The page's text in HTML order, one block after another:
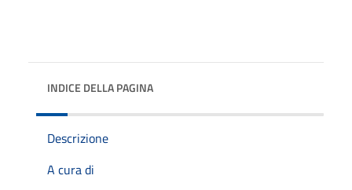
INDICE DELLA PAGINA
Descrizione
A cura di